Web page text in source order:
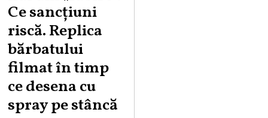
Ce sancțiuni
riscă. Replica
bărbatului
filmat în timp
ce desena cu
spray pe stâncă